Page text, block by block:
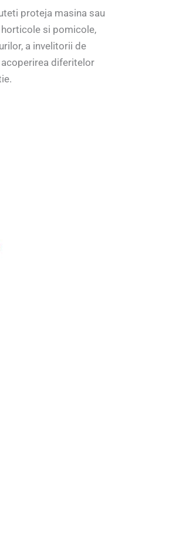
proteja masina sau
si pomicole,
a invelitorii de
diferitelor